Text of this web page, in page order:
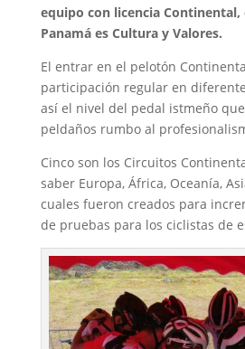
equipo con licencia Continental,
Panamá es Cultura y Valores.
El entrar en el pelotón
participación regular en
así el nivel del pedal istmeño
peldaños rumbo al
Cinco son los Circuitos
saber Europa, África, Oceanía,
cuales fueron creados para
de pruebas para los ciclistas de